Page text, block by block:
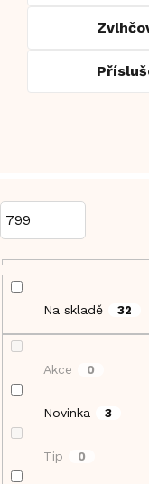
799
Na skladě 32
Akce 0
Novinka 3
Tip 0